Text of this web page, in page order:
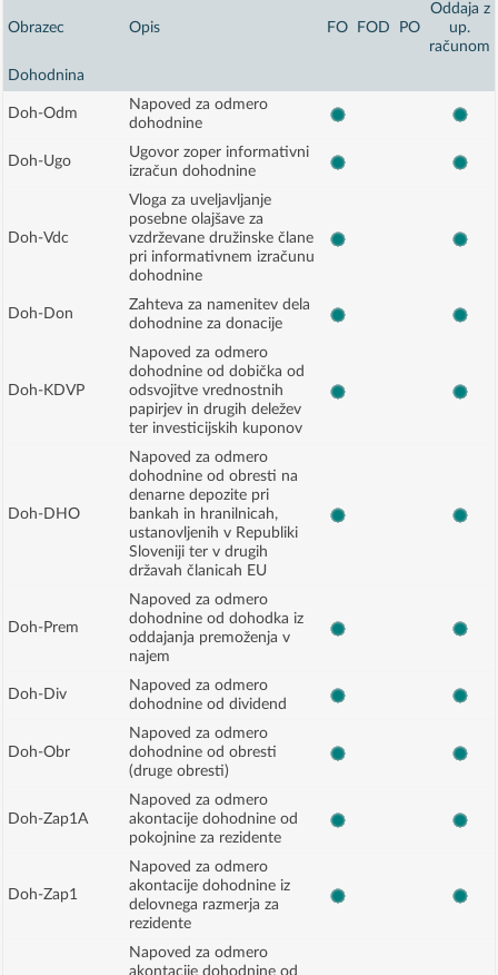
Obrazec Opis FO FOD PO
Oddaja z
up.
računom
Dohodnina
Doh-Odm
Napoved za odmero
dohodnine
Doh-Ugo
Ugovor zoper informativni
izračun dohodnine
Doh-Vdc
Vloga za uveljavljanje
posebne olajšave za
vzdrževane družinske člane
pri informativnem izračunu
dohodnine
Doh-Don
Zahteva za namenitev dela
dohodnine za donacije
Doh-KDVP
Napoved za odmero
dohodnine od dobička od
odsvojitve vrednostnih
papirjev in drugih deležev
ter investicijskih kuponov
Doh-DHO
Napoved za odmero
dohodnine od obresti na
denarne depozite pri
bankah in hranilnicah,
ustanovljenih v Republiki
Sloveniji ter v drugih
državah članicah EU
Doh-Prem
Napoved za odmero
dohodnine od dohodka iz
oddajanja premoženja v
najem
Doh-Div
Napoved za odmero
dohodnine od dividend
Doh-Obr
Napoved za odmero
dohodnine od obresti
(druge obresti)
Doh-Zap1A
Napoved za odmero
akontacije dohodnine od
pokojnine za rezidente
Doh-Zap1
Napoved za odmero
akontacije dohodnine iz
delovnega razmerja za
rezidente
Napoved za odmero
akontacije dohodnine od